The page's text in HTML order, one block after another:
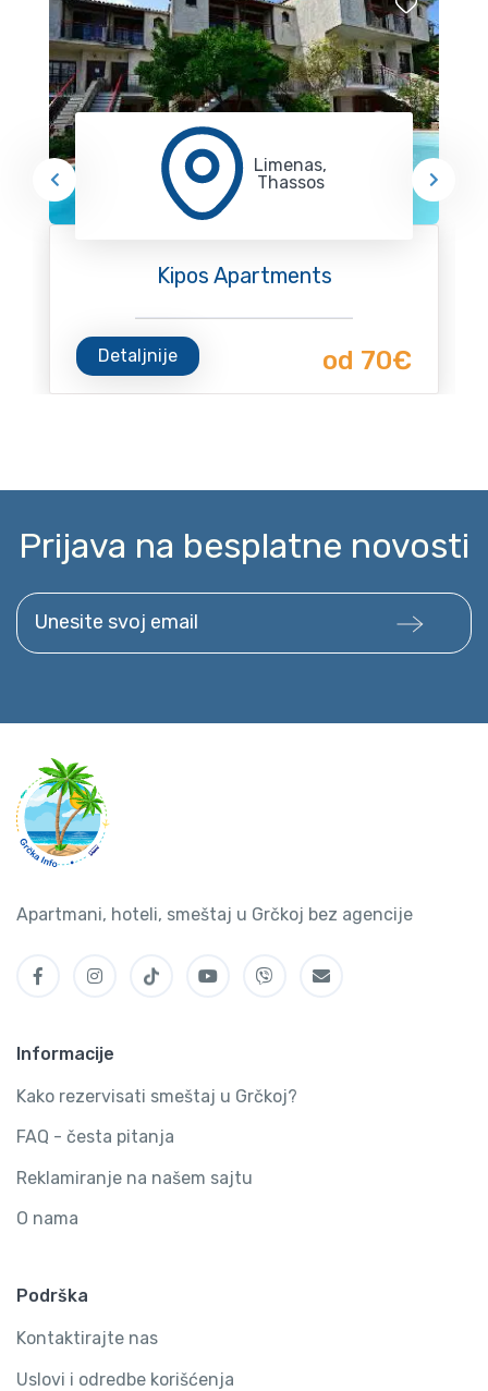
Limenas,
Thassos
Kipos Apartments
Detaljnije od 70€
Prijava na besplatne novosti
Unesite svoj email
Apartmani, hoteli, smeštaj u Grčkoj bez agencije
Informacije
Kako rezervisati smeštaj u Grčkoj?
FAQ - česta pitanja
Reklamiranje na našem sajtu
O nama
Podrška
Kontaktirajte nas
Uslovi i odredbe korišćenja